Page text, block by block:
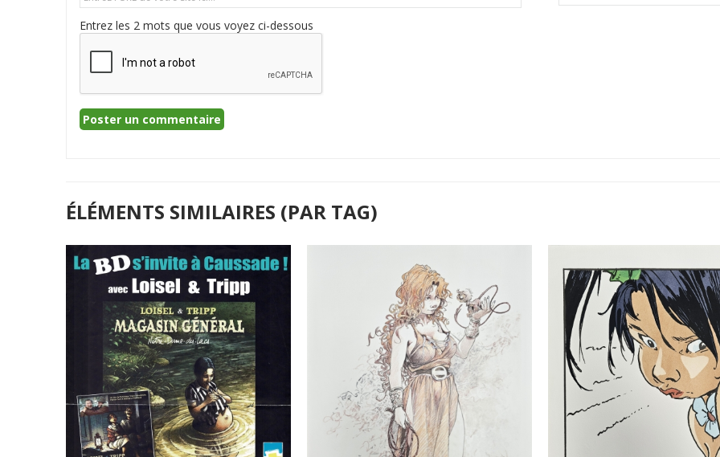
Entrez les 2 mots que vous voyez ci-dessous
ÉLÉMENTS SIMILAIRES (PAR TAG)